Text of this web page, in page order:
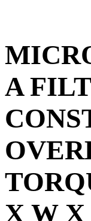
A
X W